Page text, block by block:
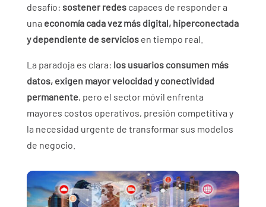
desafío: sostener redescapaces de responder a
una economía cada vez más digital, hiperconectada
y dependiente de serviciosen tiempo real.
La paradoja es clara: los usuarios consumen más
datos, exigen mayor velocidad y conectividad
permanente, pero el sector móvil enfrenta
mayores costos operativos, presión competitiva y
la necesidad urgente de transformar sus modelos
de negocio.